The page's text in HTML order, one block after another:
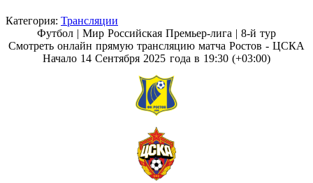
Категория: Трансляции
Футбол | Мир Российская Премьер-лига |8-й тур
Смотреть онлайн прямую трансляцию матча Ростов - ЦСКА
Начало 14 Сентября 2025 года в 19:30 (+03:00)